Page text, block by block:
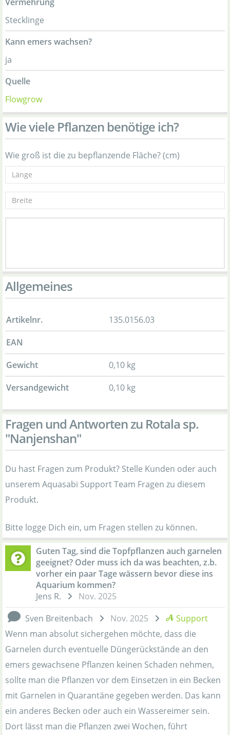
Stecklinge
Kann emers wachsen?
ja
Quelle
Flowgrow
Wie viele Pflanzen benötige ich?
Wie groß ist die zu bepflanzende Fläche? (cm)
Allgemeines
Artikelnr.
135.0156.03
EAN
Gewicht
0,10 kg
Versandgewicht
0,10 kg
Fragen und Antworten zu Rotala sp.
"Nanjenshan"
Du hast Fragen zum Produkt? Stelle Kunden oder auch
unserem Aquasabi Support Team Fragen zu diesem
Produkt.
Bitte logge Dich ein, um Fragen stellen zu können.
Guten Tag, sind die Topfpflanzen auch garnelen
geeignet? Oder muss ich da was beachten, z.b.
vorher ein paar Tage wässern bevor diese ins
Aquarium kommen?
Jens R.
Nov. 2025
Sven Breitenbach
Nov. 2025
Support
Wenn man absolut sichergehen möchte, dass die
Garnelen durch eventuelle Düngerückstände an den
emers gewachsene Pflanzen keinen Schaden nehmen,
sollte man die Pflanzen vor dem Einsetzen in ein Becken
mit Garnelen in Quarantäne gegeben werden. Das kann
ein anderes Becken oder auch ein Wassereimer sein.
Dort lässt man die Pflanzen zwei Wochen, führt